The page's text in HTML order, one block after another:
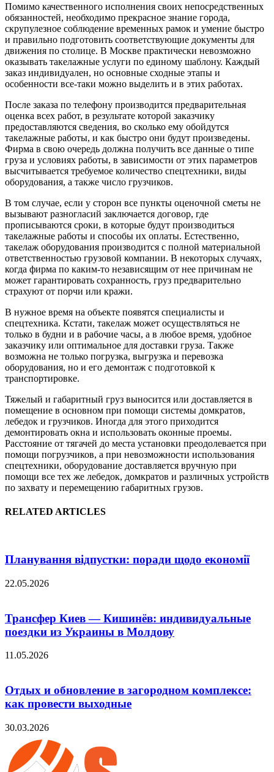
Помимо качественного исполнения своих непосредственных
обязанностей, необходимо прекрасное знание города,
скрупулезное соблюдение временных рамок и умение быстро
и правильно подготовить соответствующие документы для
движения по столице. В Москве практически невозможно
оказывать такелажные услуги по единому шаблону. Каждый
заказ индивидуален, но основные сходные этапы и
особенности все-таки можно выделить и в этих работах.
После заказа по телефону производится предварительная
оценка всех работ, в результате которой заказчику
предоставляются сведения, во сколько ему обойдутся
такелажные работы, и как быстро они будут произведены.
Фирма в свою очередь должна получить все данные о типе
груза и условиях работы, в зависимости от этих параметров
высчитывается требуемое количество спецтехники, виды
оборудования, а также число грузчиков.
В том случае, если у сторон все пункты оценочной сметы не
вызывают разногласий заключается договор, где
прописываются сроки, в которые будут производиться
такелажные работы и способы их оплаты. Естественно,
такелаж оборудования производится с полной материальной
ответственностью грузовой компании. В некоторых случаях,
когда фирма по каким-то независящим от нее причинам не
может гарантировать сохранность, груз предварительно
страхуют от порчи или кражи.
В нужное время на объекте появятся специалисты и
спецтехника. Кстати, такелаж может осуществляться не
только в будни и в рабочие часы, а в любое время, удобное
заказчику или оптимальное для доставки груза. Также
возможна не только погрузка, выгрузка и перевозка
оборудования, но и его демонтаж с подготовкой к
транспортировке.
Тяжелый и габаритный груз выносится или доставляется в
помещение в основном при помощи системы домкратов,
лебедок и грузчиков. Иногда для этого приходится
демонтировать окна и использовать оконные проемы.
Расстояние от тягачей до места установки преодолевается при
помощи погрузчиков, а при невозможности использования
спецтехники, оборудование доставляется вручную при
помощи все тех же лебедок, домкратов и различных устройств
по захвату и перемещению габаритных грузов.
RELATED ARTICLES
Планування відпустки: поради щодо економії
22.05.2026
Трансфер Киев — Кишинёв: индивидуальные
поездки из Украины в Молдову
11.05.2026
Отдых и обновление в загородном комплексе:
как провести выходные
30.03.2026